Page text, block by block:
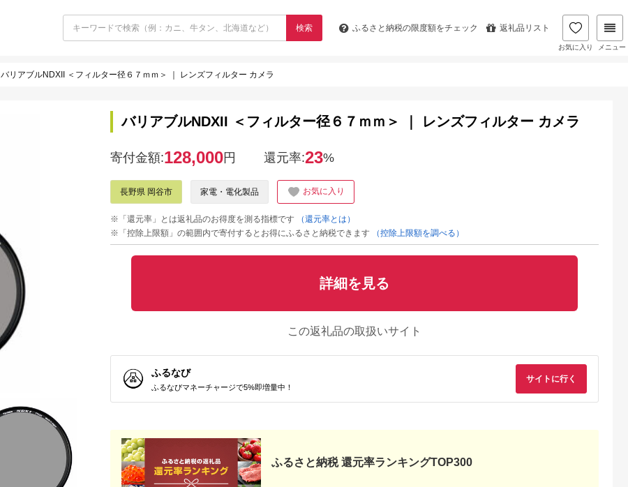
検索 ふるさと納税の限度額をチェック 返礼品リスト
お気に入り メニュー
バリアブルNDXII ＜フィルター径６７ｍｍ＞ ｜ レンズフィルター カメラ
バリアブルNDXII ＜フィルター径６７ｍｍ＞ ｜ レンズフィルター カメラ
寄付金額:128,000円 還元率:23%
長野県 岡谷市 家電・電化製品 お気に入り
※「還元率」とは返礼品のお得度を測る指標です
（還元率とは）
※「控除上限額」の範囲内で寄付するとお得にふるさと納税できます
（控除上限額を調べる）
詳細を見る
この返礼品の取扱いサイト
ふるなび
ふるなびマネーチャージで5%即増量中！
サイトに行く
ふるさと納税 還元率ランキングTOP300